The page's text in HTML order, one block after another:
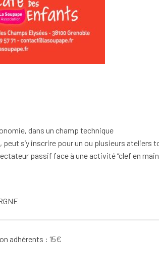
dans un champ technique
s’y inscrire pour un ou plusieurs ateliers
passif face à une activité “clef en
adhérents : 15€